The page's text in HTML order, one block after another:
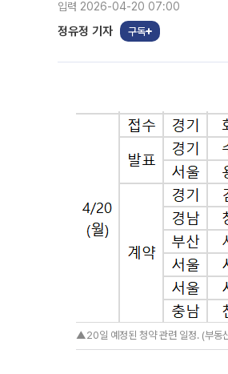
입력 2026-04-20 07:00
정유정 기자 구독
▲20일 예정된 청약 관련 일정. (부동